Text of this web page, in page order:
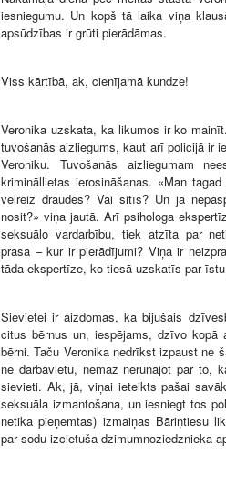
iesniegumu. Un kopš tā laika viņa
apsūdzības ir grūti pierādāmas.
Viss kārtībā, ak, cienījamā kundze!
Veronika uzskata, ka likumos ir ko
tuvošanās aizliegums, kaut arī policijā ir
Veroniku. Tuvošanās aizliegumam
krimināllietas ierosināšanas. «Man
vēlreiz draudēs? Vai sitīs? Un ja
nosit?» viņa jautā. Arī psihologa
seksuālo vardarbību, tiek atzīta par
prasa – kur ir pierādījumi? Viņa ir
tāda ekspertīze, ko tiesā uzskatīs par
Sievietei ir aizdomas, ka bijušais
citus bērnus un, iespējams, dzīvo
bērni. Taču Veronika nedrīkst izpaust ne
ne darbavietu, nemaz nerunājot par to,
sievieti. Ak, jā, viņai ieteikts pašai
seksuāla izmantošana, un iesniegt tos
netika pieņemtas) izmaiņas Bāriņtiesu
par sodu izcietuša dzimumnoziedznieka